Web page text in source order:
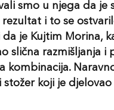
smo u njega da je
i to se
je Kujtim Morina,
slična razmišljanja i
kombinacija.
koji je djelovao